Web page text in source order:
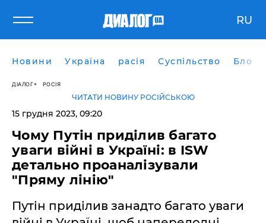
RU
Новини Україна расія Суспільство Блоги
ДІАЛОГ РОСІЯ
ЧИТАТИ НОВИНУ РОСІЙСЬКОЮ
15 грудня 2023, 09:20
Чому Путін приділив багато
уваги війні в Україні: в ISW
детально проаналізували
"Пряму лінію"
Путін приділив занадто багато уваги